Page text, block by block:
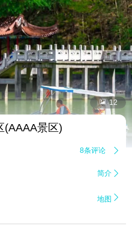
 12
(AAAA景区)
8条评论 
简介 
地图 